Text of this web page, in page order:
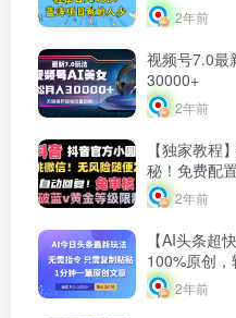
2年前
视频号7.0最
30000+
2年前
【独家教程
秘！免费配
2年前
【AI头条超
100%原创
益！2年前